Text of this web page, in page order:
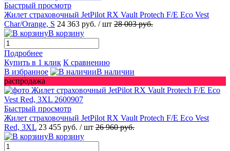
Быстрый просмотр
Жилет страховочный JetPilot RX Vault Protech F/E Eco Vest
Char/Orange, S 24 363 руб. / шт 28 003 руб.
В корзину
Подробнее
Купить в 1 клик К сравнению
В избранное
В наличии
распродажа
Быстрый просмотр
Жилет страховочный JetPilot RX Vault Protech F/E Eco Vest
Red, 3XL 23 455 руб. / шт 26 960 руб.
В корзину